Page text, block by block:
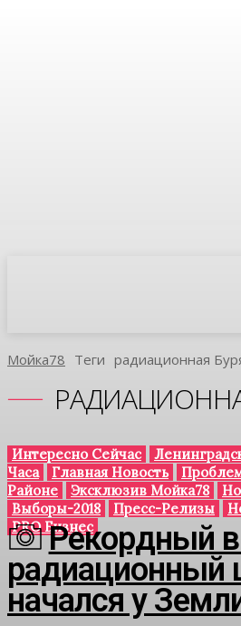
Мойка78 Теги Радиационная
Интересно Сейчас
Часа
Главная Новость
Районе
Эксклюзив Мойка78
Выборы-2018
Пресс-Релизы
PRO Бизнес
Рекордный
радиационный
начался у